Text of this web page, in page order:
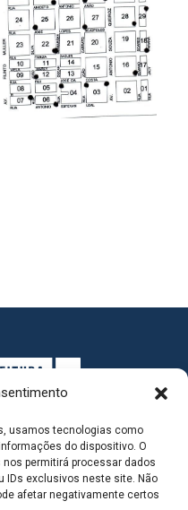
usamos tecnologias como
do dispositivo. O
permitirá processar dados
IDs exclusivos neste site. Não
afetar negativamente certos